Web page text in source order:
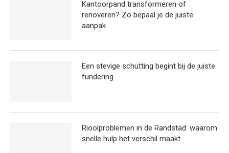
Kantoorpand transformeren of
renoveren? Zo bepaal je de juiste
aanpak
Een stevige schutting begint bij de juiste
fundering
Rioolproblemen in de Randstad: waarom
snelle hulp het verschil maakt